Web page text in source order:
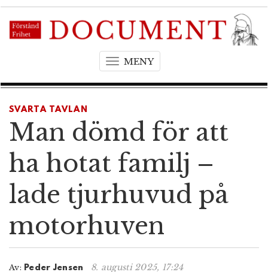
MENYT
g
l
a
i
g
a
t
i
o
SVARTA TAVLAN
Man dömd för att
ha hotat familj –
lade tjurhuvud på
motorhuven
Av: Peder Jensen 8. augusti 2025, 17:24